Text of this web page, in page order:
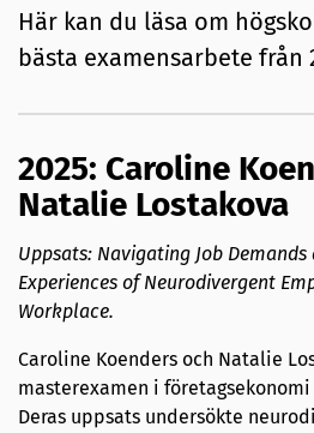
Här kan du läsa om
bästa examensarbete från
2025: Caroline
Natalie Lostakova
Uppsats: Navigating Job Demands
Experiences of Neurodivergent
Workplace.
Caroline Koenders och Natalie
masterexamen i
Deras uppsats undersökte